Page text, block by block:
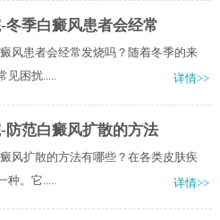
冬季白癜风患者会经常
风患者会经常发烧吗？随着冬季的来
见困扰.....
详情>>
防范白癜风扩散的方法
风扩散的方法有哪些？在各类皮肤疾
。它.....
详情>>